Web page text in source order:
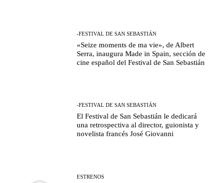
-FESTIVAL DE SAN SEBASTIÁN
«Seize moments de ma vie», de Albert
Serra, inaugura Made in Spain, sección de
cine español del Festival de San Sebastián
-FESTIVAL DE SAN SEBASTIÁN
El Festival de San Sebastián le dedicará
una retrospectiva al director, guionista y
novelista francés José Giovanni
ESTRENOS